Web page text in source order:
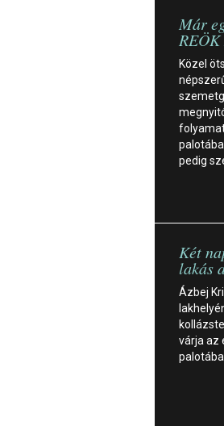
Már
Közel
pedig
Két
lakás
Ázbej
várja az